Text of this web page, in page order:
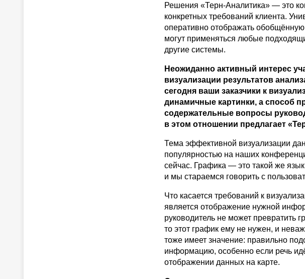
Решения «Терн-Аналитика» — это
конкретных требований клиента.
оперативно отображать
могут применяться любые
другие системы.
Неожиданно активный интерес
визуализации результатов
сегодня ваши заказчики к
динамичные картинки, а способ
содержательные вопросы
в этом отношении предлагает
Тема эффективной визуализации
популярностью на наших
сейчас. Графика — это такой же
и мы стараемся говорить с
Что касается требований к
является отображение нужной
руководитель не может
то этот график ему не нужен, и
тоже имеет значение: правильно
информацию, особенно если речь
отображении данных на карте.